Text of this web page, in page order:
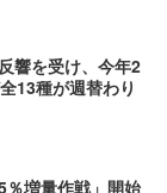
響を受け、今年2
13種が週替わり
％増量作戦」開始